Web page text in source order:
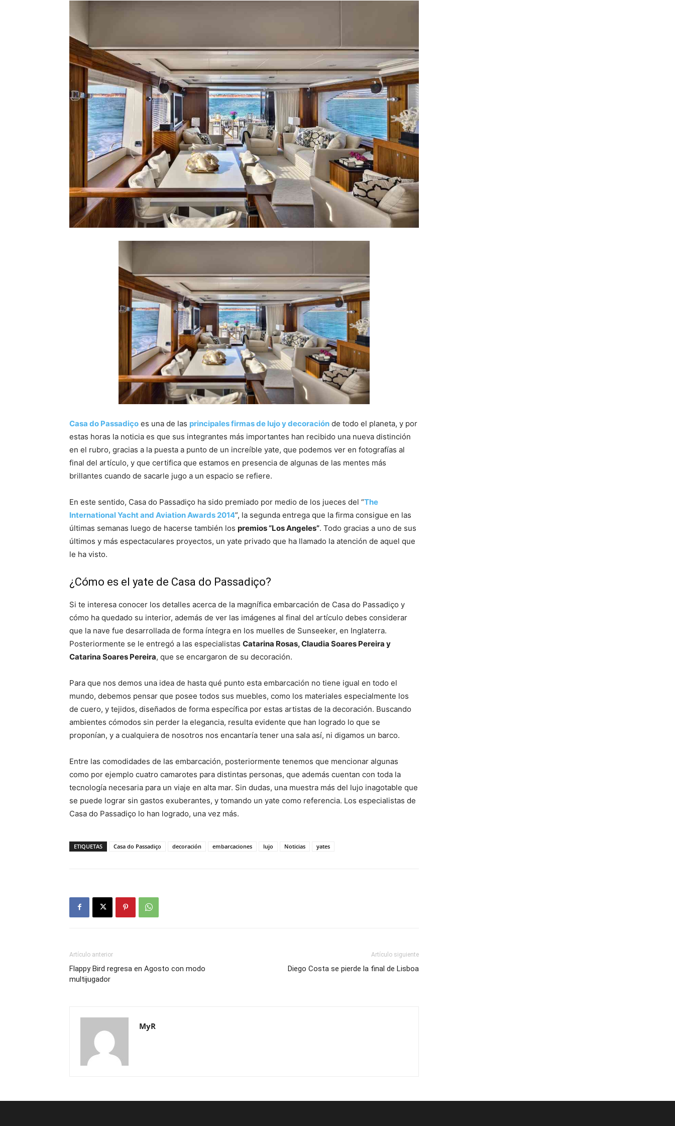
Casa do Passadiço es una de las principales firmas de lujo y decoración de todo el planeta, y por
estas horas la noticia es que sus integrantes más importantes han recibido una nueva distinción
en el rubro, gracias a la puesta a punto de un increíble yate, que podemos ver en fotografías al
final del artículo, y que certifica que estamos en presencia de algunas de las mentes más
brillantes cuando de sacarle jugo a un espacio se refiere.
En este sentido, Casa do Passadiço ha sido premiado por medio de los jueces del “The
International Yacht and Aviation Awards 2014”, la segunda entrega que la firma consigue en las
últimas semanas luego de hacerse también los premios “Los Angeles”. Todo gracias a uno de sus
últimos y más espectaculares proyectos, un yate privado que ha llamado la atención de aquel que
le ha visto.
¿Cómo es el yate de Casa do Passadiço?
Si te interesa conocer los detalles acerca de la magnífica embarcación de Casa do Passadiço y
cómo ha quedado su interior, además de ver las imágenes al final del artículo debes considerar
que la nave fue desarrollada de forma íntegra en los muelles de Sunseeker, en Inglaterra.
Posteriormente se le entregó a las especialistas Catarina Rosas, Claudia Soares Pereira y
Catarina Soares Pereira, que se encargaron de su decoración.
Para que nos demos una idea de hasta qué punto esta embarcación no tiene igual en todo el
mundo, debemos pensar que posee todos sus muebles, como los materiales especialmente los
de cuero, y tejidos, diseñados de forma específica por estas artistas de la decoración. Buscando
ambientes cómodos sin perder la elegancia, resulta evidente que han logrado lo que se
proponían, y a cualquiera de nosotros nos encantaría tener una sala así, ni digamos un barco.
Entre las comodidades de las embarcación, posteriormente tenemos que mencionar algunas
como por ejemplo cuatro camarotes para distintas personas, que además cuentan con toda la
tecnología necesaria para un viaje en alta mar. Sin dudas, una muestra más del lujo inagotable que
se puede lograr sin gastos exuberantes, y tomando un yate como referencia. Los especialistas de
Casa do Passadiço lo han logrado, una vez más.
ETIQUETAS Casa do Passadiço decoración embarcaciones lujo Noticias yates
Artículo anterior
Flappy Bird regresa en Agosto con modo
multijugador
Artículo siguiente
Diego Costa se pierde la final de Lisboa
MyR